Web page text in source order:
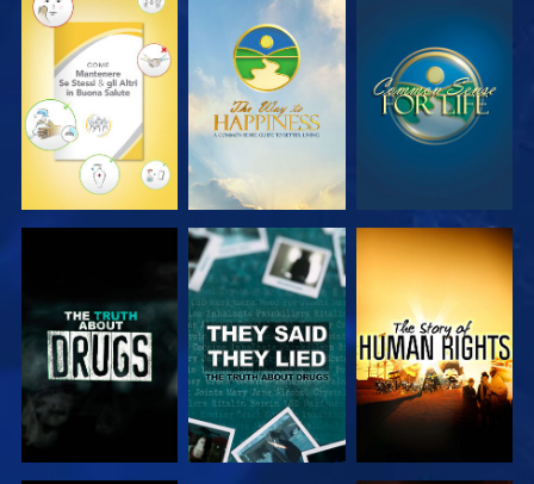
GUARDA GUARDA GUARDA
GUARDA GUARDA